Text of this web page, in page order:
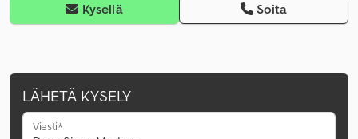
Kysellä Soita
LÄHETÄ KYSELY
Viesti*